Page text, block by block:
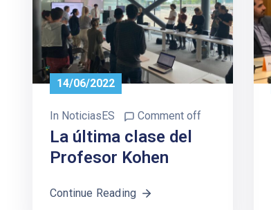
14/06/2022
In NoticiasES Comment off
La última clase del
Profesor Kohen
Continue Reading